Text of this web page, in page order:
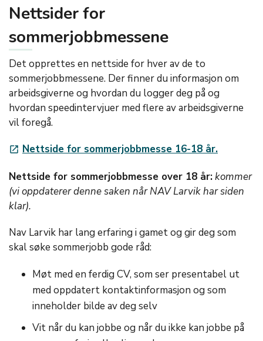
Nettsider for
sommerjobbmessene
Det opprettes en nettside for hver av de to
sommerjobbmessene. Der finner du informasjon om
arbeidsgiverne og hvordan du logger deg på og
hvordan speedintervjuer med flere av arbeidsgiverne
vil foregå.
launch Nettside for sommerjobbmesse 16-18 år.
Nettside for sommerjobbmesse over 18 år:kommer
(vi oppdaterer denne saken når NAV Larvik har siden
klar).
Nav Larvik har lang erfaring i gamet og gir deg som
skal søke sommerjobb gode råd:
Møt med en ferdig CV, som ser presentabel ut
med oppdatert kontaktinformasjon og som
inneholder bilde av deg selv
Vit når du kan jobbe og når du ikke kan jobbe på